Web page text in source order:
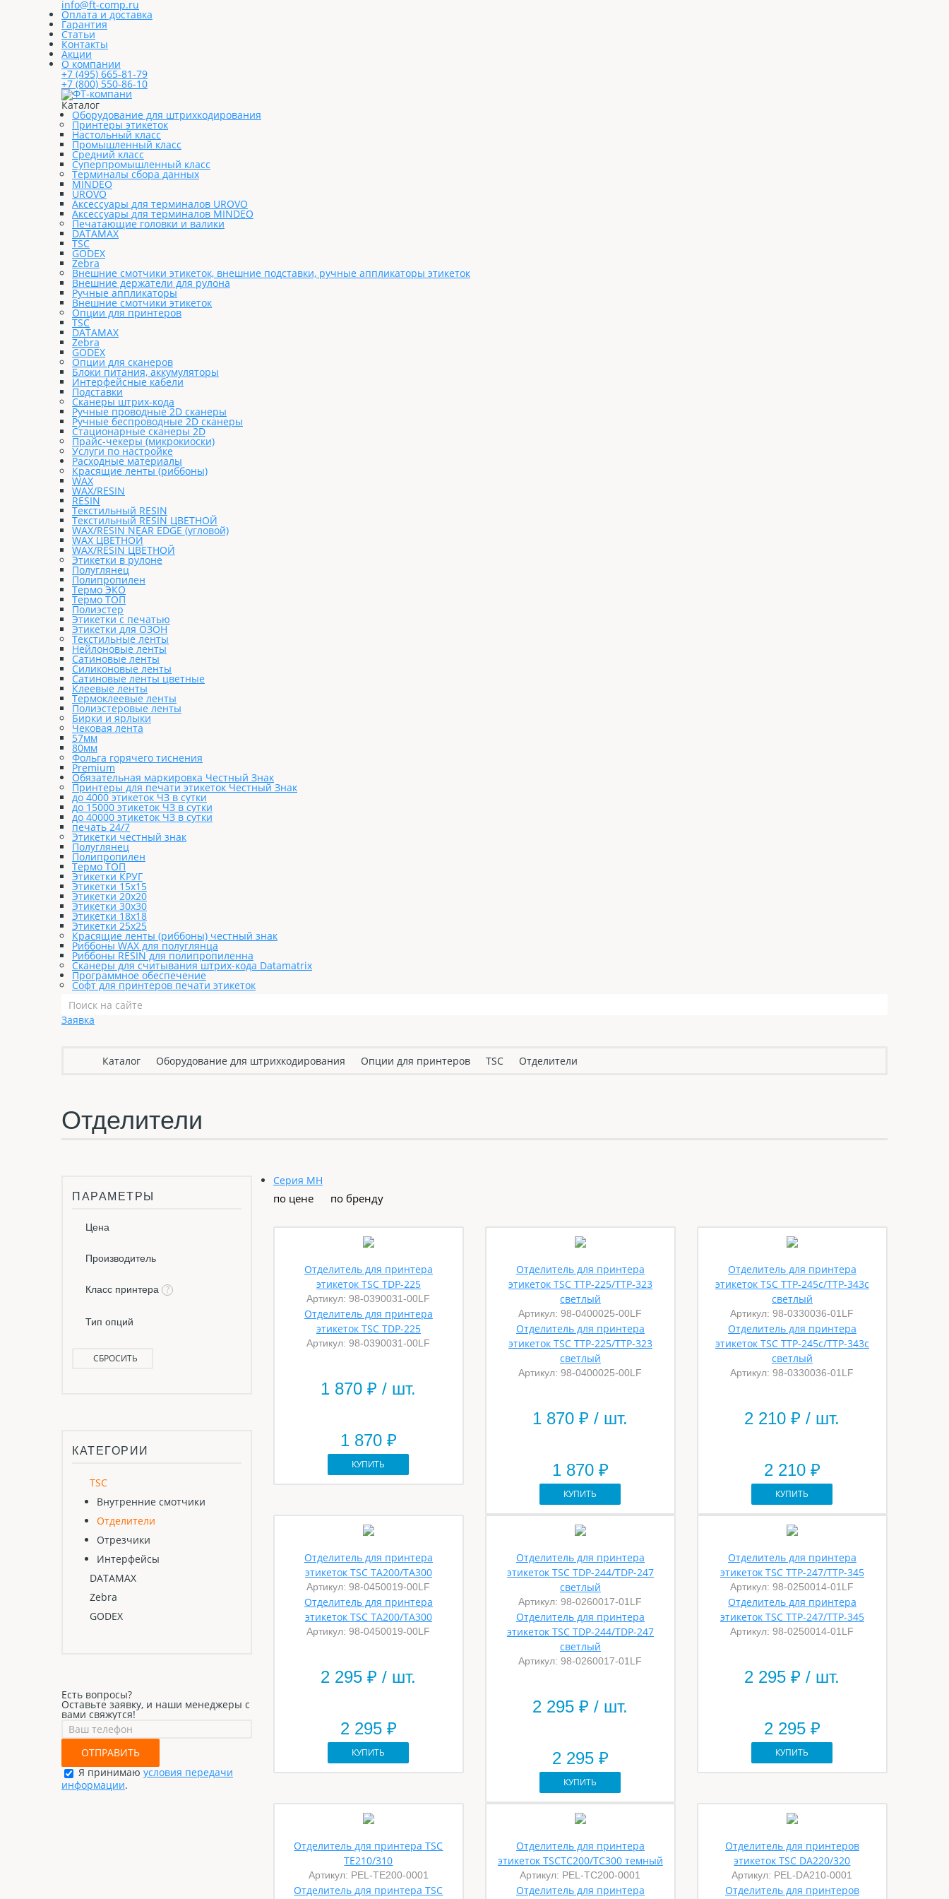
info@ft-comp.ru
Оплата и доставка
Гарантия
Статьи
Контакты
Акции
О компании
+7 (495) 665-81-79
+7 (800) 550-86-10
Каталог
Оборудование для штрихкодирования
Принтеры этикеток
Настольный класс
Промышленный класс
Средний класс
Суперпромышленный класс
Терминалы сбора данных
MINDEO
UROVO
Аксессуары для терминалов UROVO
Аксессуары для терминалов MINDEO
Печатающие головки и валики
DATAMAX
TSC
GODEX
Zebra
Внешние смотчики этикеток, внешние подставки, ручные аппликаторы этикеток
Внешние держатели для рулона
Ручные аппликаторы
Внешние смотчики этикеток
Опции для принтеров
TSC
DATAMAX
Zebra
GODEX
Опции для сканеров
Блоки питания, аккумуляторы
Интерфейсные кабели
Подставки
Сканеры штрих-кода
Ручные проводные 2D сканеры
Ручные беспроводные 2D сканеры
Стационарные сканеры 2D
Прайс-чекеры (микрокиоски)
Услуги по настройке
Расходные материалы
Красящие ленты (риббоны)
WAX
WAX/RESIN
RESIN
Текстильный RESIN
Текстильный RESIN ЦВЕТНОЙ
WAX/RESIN NEAR EDGE (угловой)
WAX ЦВЕТНОЙ
WAX/RESIN ЦВЕТНОЙ
Этикетки в рулоне
Полуглянец
Полипропилен
Термо ЭКО
Термо ТОП
Полиэстер
Этикетки с печатью
Этикетки для ОЗОН
Текстильные ленты
Нейлоновые ленты
Сатиновые ленты
Силиконовые ленты
Сатиновые ленты цветные
Клеевые ленты
Термоклеевые ленты
Полиэстеровые ленты
Бирки и ярлыки
Чековая лента
57мм
80мм
Фольга горячего тиснения
Premium
Обязательная маркировка Честный Знак
Принтеры для печати этикеток Честный Знак
до 4000 этикеток ЧЗ в сутки
до 15000 этикеток ЧЗ в сутки
до 40000 этикеток ЧЗ в сутки
печать 24/7
Этикетки честный знак
Полуглянец
Полипропилен
Термо ТОП
Этикетки КРУГ
Этикетки 15х15
Этикетки 20х20
Этикетки 30х30
Этикетки 18х18
Этикетки 25х25
Красящие ленты (риббоны) честный знак
Риббоны WAX для полуглянца
Риббоны RESIN для полипропиленна
Сканеры для считывания штрих-кода Datamatrix
Программное обеспечение
Софт для принтеров печати этикеток
Заявка
Каталог Оборудование для штрихкодирования Опции для принтеров TSC Отделители
Отделители
ПАРАМЕТРЫ
Цена
Производитель
Класс принтера ?
Тип опций
СБРОСИТЬ
КАТЕГОРИИ
TSC
Внутренние смотчики
Отделители
Отрезчики
Интерфейсы
DATAMAX
Zebra
GODEX
Есть вопросы?
Оставьте заявку, и наши менеджеры с
вами свяжутся!
ОТПРАВИТЬ
Я принимаю условия передачи
информации.
Серия MH
по цене по бренду
Отделитель для принтера
этикеток TSC TDP-225
Артикул: 98-0390031-00LF
Отделитель для принтера
этикеток TSC TDP-225
Артикул: 98-0390031-00LF
1 870 ₽ / шт.
1 870 ₽
КУПИТЬ
Отделитель для принтера
этикеток TSC TTP-225/TTP-323
светлый
Артикул: 98-0400025-00LF
Отделитель для принтера
этикеток TSC TTP-225/TTP-323
светлый
Артикул: 98-0400025-00LF
1 870 ₽ / шт.
1 870 ₽
КУПИТЬ
Отделитель для принтера
этикеток TSC TTP-245c/TTP-343c
светлый
Артикул: 98-0330036-01LF
Отделитель для принтера
этикеток TSC TTP-245c/TTP-343c
светлый
Артикул: 98-0330036-01LF
2 210 ₽ / шт.
2 210 ₽
КУПИТЬ
Отделитель для принтера
этикеток TSC TA200/TA300
Артикул: 98-0450019-00LF
Отделитель для принтера
этикеток TSC TA200/TA300
Артикул: 98-0450019-00LF
2 295 ₽ / шт.
2 295 ₽
КУПИТЬ
Отделитель для принтера
этикеток TSC TDP-244/TDP-247
светлый
Артикул: 98-0260017-01LF
Отделитель для принтера
этикеток TSC TDP-244/TDP-247
светлый
Артикул: 98-0260017-01LF
2 295 ₽ / шт.
2 295 ₽
КУПИТЬ
Отделитель для принтера
этикеток TSC TTP-247/TTP-345
Артикул: 98-0250014-01LF
Отделитель для принтера
этикеток TSC TTP-247/TTP-345
Артикул: 98-0250014-01LF
2 295 ₽ / шт.
2 295 ₽
КУПИТЬ
Отделитель для принтера TSC
TE210/310
Артикул: PEL-TE200-0001
Отделитель для принтера TSC
Отделитель для принтера
этикеток TSCTC200/TC300 темный
Артикул: PEL-TC200-0001
Отделитель для принтера
Отделитель для принтеров
этикеток TSC DA220/320
Артикул: PEL-DA210-0001
Отделитель для принтеров